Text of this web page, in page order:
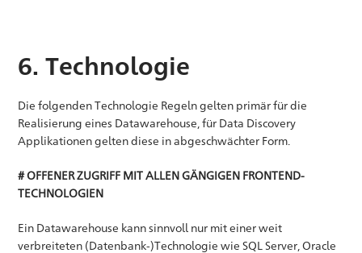
6. Technologie
Die folgenden Technologie Regeln gelten primär für die
Realisierung eines Datawarehouse, für Data Discovery
Applikationen gelten diese in abgeschwächter Form.
# OFFENER ZUGRIFF MIT ALLEN GÄNGIGEN FRONTEND-
TECHNOLOGIEN
Ein Datawarehouse kann sinnvoll nur mit einer weit
verbreiteten (Datenbank-)Technologie wie SQL Server, Oracle